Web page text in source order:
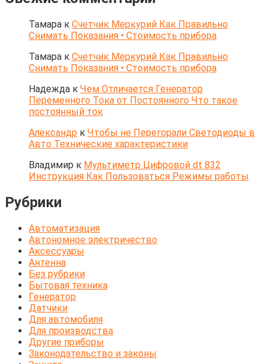
Тамара к Счетчик Меркурий Как Правильно
Снимать Показания • Стоимость прибора
Тамара к Счетчик Меркурий Как Правильно
Снимать Показания • Стоимость прибора
Надежда к Чем Отличается Генератор
Переменного Тока от Постоянного Что такое
постоянный ток
Александр к Чтобы не Перегорали Светодиоды в
Авто Технические характеристики
Владимир к Мультиметр Цифровой dt 832
Инструкция Как Пользоваться Режимы работы
Рубрики
Автоматизация
Автономное электричество
Аксессуары
Антенна
Без рубрики
Бытовая техника
Генератор
Датчики
Для автомобиля
Для производства
Другие приборы
Законодательство и законы